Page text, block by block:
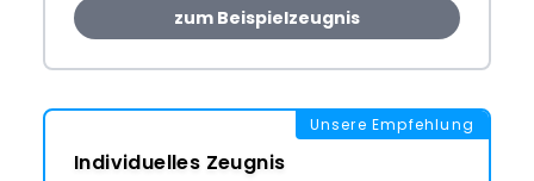
zum Beispielzeugnis
Unsere Empfehlung
Individuelles Zeugnis